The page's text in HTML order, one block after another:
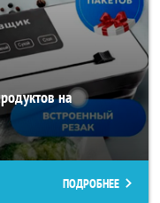
на
ПОДРОБНЕЕ